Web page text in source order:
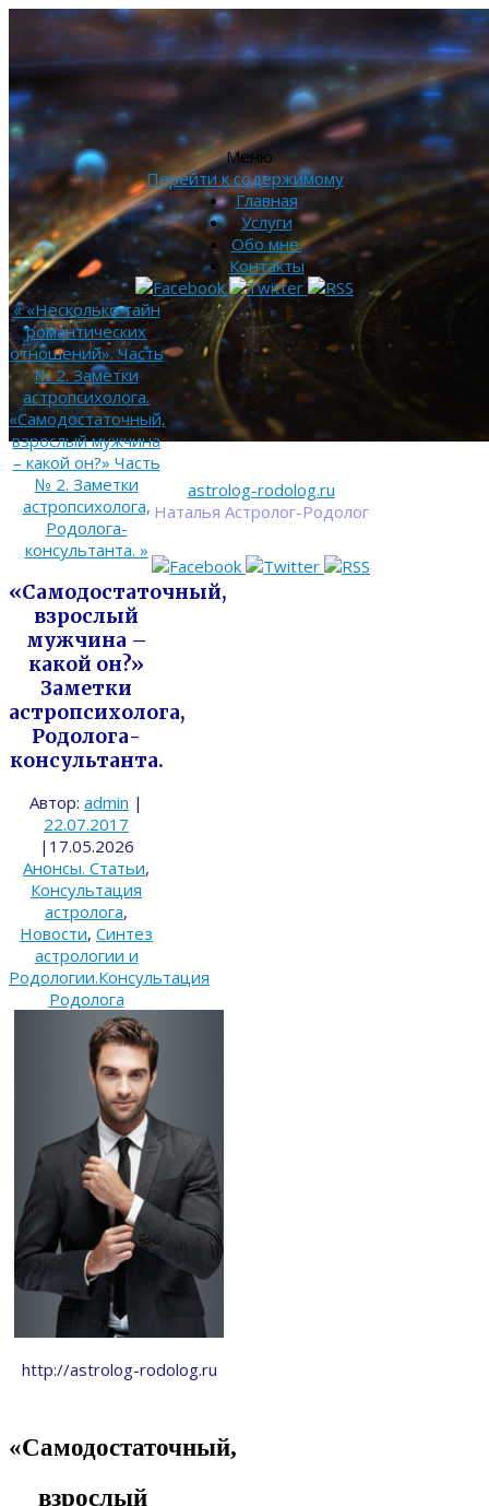
astrolog-rodolog.ru
Наталья Астролог-Родолог
Меню
Перейти к содержимому
Главная
Услуги
Обо мне.
Контакты
««Несколько тайн
романтических
отношений». Часть
№ 2. Заметки
астропсихолога.
«Самодостаточный,
взрослый мужчина
– какой он?» Часть
№ 2. Заметки
астропсихолога,
Родолога-
консультанта. »
«Самодостаточный,
взрослый
мужчина –
какой он?»
Заметки
астропсихолога,
Родолога-
консультанта.
Автор: admin |
22.07.2017
| 17.05.2026
Анонсы. Статьи,
Консультация
астролога,
Новости, Синтез
астрологии и
Родологии.Консультация
Родолога
http://astrolog-rodolog.ru
«Самодостаточный,
взрослый